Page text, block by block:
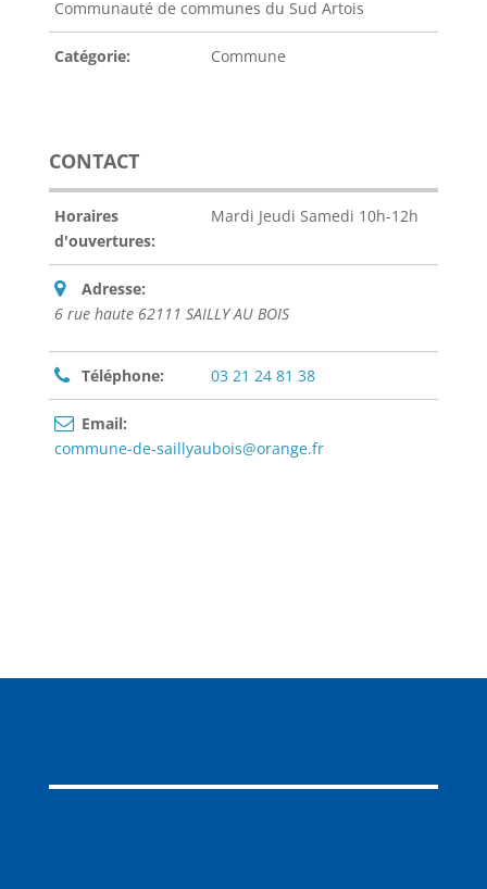
Communauté de communes du Sud Artois
Catégorie: Commune
CONTACT
Horaires
d'ouvertures:
Mardi Jeudi Samedi 10h-12h
Adresse:
6 rue haute 62111 SAILLY AU BOIS
Téléphone: 03 21 24 81 38
Email:
commune-de-saillyaubois@orange.fr